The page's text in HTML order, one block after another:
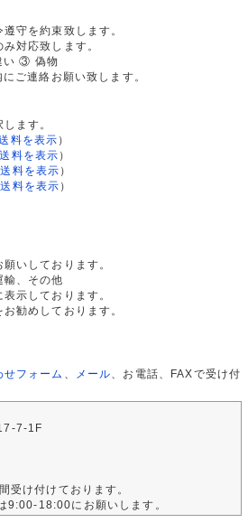
守を約束致します。
対応致します。
い ③ 偽物
ご連絡お願い致します。
ます。
料を表示 ）
送料を表示 ）
送料を表示 ）
送料を表示 ）
いしております。
輸、その他
示しております。
勧めしております。
せフォーム メール 、お電話、FAXで受け付
7-1F
受け付けております。
9:00-18:00にお願いします。